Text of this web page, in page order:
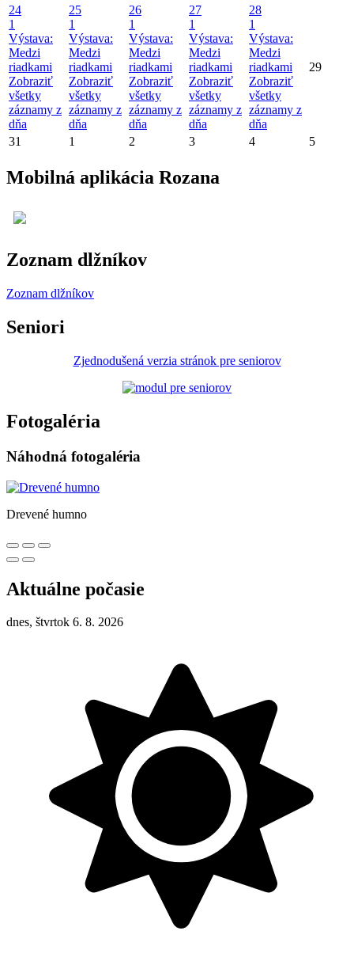
24
1
Výstava:
Medzi
riadkami
Zobraziť
všetky
záznamy z
dňa
25
1
Výstava:
Medzi
riadkami
Zobraziť
všetky
záznamy z
dňa
26
1
Výstava:
Medzi
riadkami
Zobraziť
všetky
záznamy z
dňa
27
1
Výstava:
Medzi
riadkami
Zobraziť
všetky
záznamy z
dňa
28
1
Výstava:
Medzi
riadkami
Zobraziť
všetky
záznamy z
dňa
29
31 1 2 3 4 5
Mobilná aplikácia Rozana
Zoznam dlžníkov
Zoznam dlžníkov
Seniori
Zjednodušená verzia stránok pre seniorov
Fotogaléria
Náhodná fotogaléria
Drevené humno
Aktuálne počasie
dnes, štvrtok 6. 8. 2026